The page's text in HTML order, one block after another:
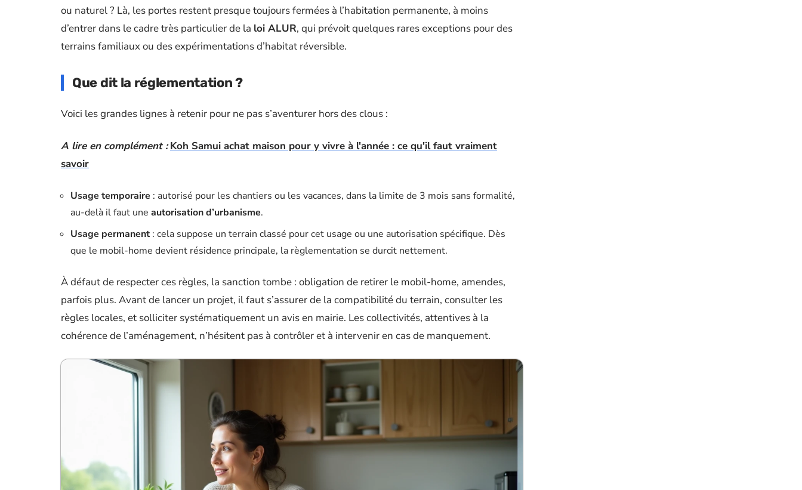
ou naturel ? Là, les portes restent presque toujours fermées à l’habitation permanente, à moins
d’entrer dans le cadre très particulier de la loi ALUR, qui prévoit quelques rares exceptions pour des
terrains familiaux ou des expérimentations d’habitat réversible.
Que dit la réglementation ?
Voici les grandes lignes à retenir pour ne pas s’aventurer hors des clous :
A lire en complément : Koh Samui achat maison pour y vivre à l'année : ce qu'il faut vraiment
savoir
Usage temporaire : autorisé pour les chantiers ou les vacances, dans la limite de 3 mois sans formalité,
au-delà il faut une autorisation d’urbanisme.
Usage permanent : cela suppose un terrain classé pour cet usage ou une autorisation spécifique. Dès
que le mobil-home devient résidence principale, la règlementation se durcit nettement.
À défaut de respecter ces règles, la sanction tombe : obligation de retirer le mobil-home, amendes,
parfois plus. Avant de lancer un projet, il faut s’assurer de la compatibilité du terrain, consulter les
règles locales, et solliciter systématiquement un avis en mairie. Les collectivités, attentives à la
cohérence de l’aménagement, n’hésitent pas à contrôler et à intervenir en cas de manquement.